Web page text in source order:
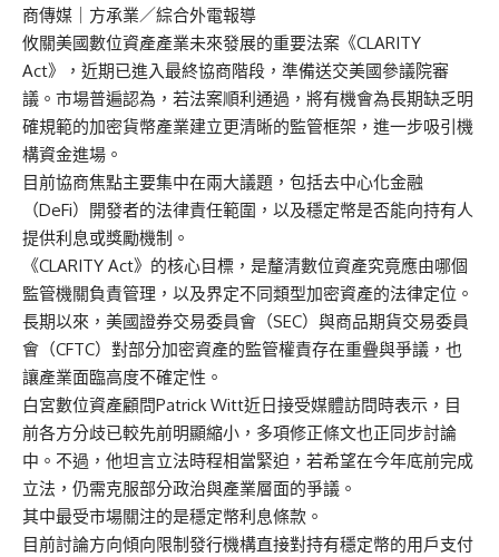
商傳媒 ｜方承業／綜合外電報導
攸關美國數位資產產業未來發展的重要法案《CLARITY
Act》，近期已進入最終協商階段，準備送交美國參議院審
議。市場普遍認為，若法案順利通過，將有機會為長期缺乏明
確規範的加密貨幣產業建立更清晰的監管框架，進一步吸引機
構資金進場。
目前協商焦點主要集中在兩大議題，包括去中心化金融
（DeFi）開發者的法律責任範圍，以及穩定幣是否能向持有人
提供利息或獎勵機制。
《CLARITY Act》的核心目標，是釐清數位資產究竟應由哪個
監管機關負責管理，以及界定不同類型加密資產的法律定位。
長期以來，美國證券交易委員會（SEC）與商品期貨交易委員
會（CFTC）對部分加密資產的監管權責存在重疊與爭議，也
讓產業面臨高度不確定性。
白宮數位資產顧問Patrick Witt近日接受媒體訪問時表示，目
前各方分歧已較先前明顯縮小，多項修正條文也正同步討論
中。不過，他坦言立法時程相當緊迫，若希望在今年底前完成
立法，仍需克服部分政治與產業層面的爭議。
其中最受市場關注的是穩定幣利息條款。
目前討論方向傾向限制發行機構直接對持有穩定幣的用戶支付